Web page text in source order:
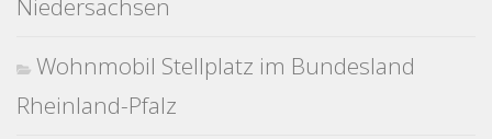
Niedersachsen
Wohnmobil Stellplatz im Bundesland
Rheinland-Pfalz